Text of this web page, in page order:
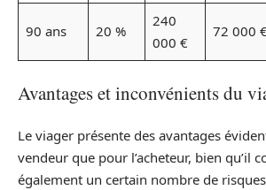
90 ans 20 %
240
000 €
72 000
Avantages et inconvénients du
Le viager présente des avantages
vendeur que pour l’acheteur, bien qu’il
également un certain nombre de